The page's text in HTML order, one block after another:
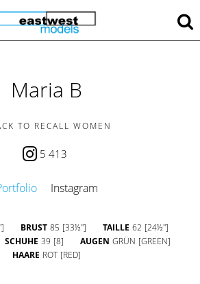
Maria B
TO RECALL WOMEN
5 413
Instagram
BRUST 85 [33½''] TAILLE 62 [24½'']
SCHUHE 39 [8] AUGEN GRÜN [GREEN]
HAARE ROT [RED]